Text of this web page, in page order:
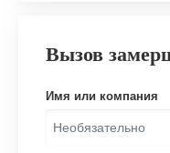
Вызов
Имя или компания